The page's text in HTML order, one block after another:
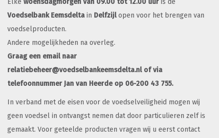
Elke woensdagmorgen van 09.00 tot 12.00 uur is de
Voedselbank Eemsdelta in Delfzijlopen voor het brengen van
voedselproducten.
Andere mogelijkheden na overleg.
Graag een email naar
relatiebeheer@voedselbankeemsdelta.nl of via
telefoonnummer Jan van Heerde op 06-200 43 755.
In verband met de eisen voor de voedselveiligheid mogen wij
geen voedsel in ontvangst nemen dat door particulieren zelf is
gemaakt. Voor geteelde producten vragen wij u eerst contact